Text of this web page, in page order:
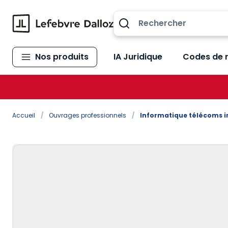
Nos produits IA Juridique Codes de
Accueil / Ouvrages professionnels / Informatique télécoms